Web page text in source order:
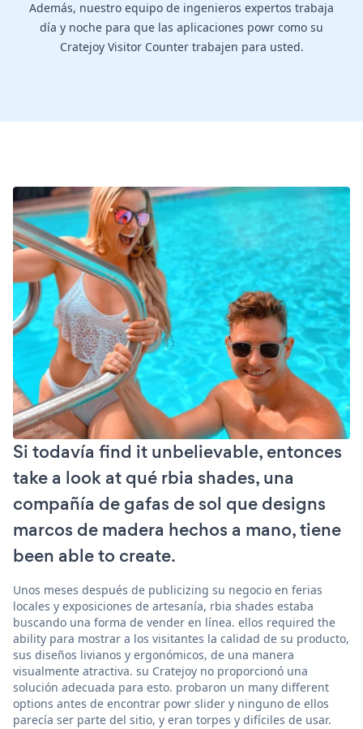
Además, nuestro equipo de ingenieros expertos trabaja
día y noche para que las aplicaciones powr como su
Cratejoy Visitor Counter trabajen para usted.
Si todavía find it unbelievable, entonces
take a look at qué rbia shades, una
compañía de gafas de sol que designs
marcos de madera hechos a mano, tiene
been able to create.
Unos meses después de publicizing su negocio en ferias
locales y exposiciones de artesanía, rbia shades estaba
buscando una forma de vender en línea. ellos required the
ability para mostrar a los visitantes la calidad de su producto,
sus diseños livianos y ergonómicos, de una manera
visualmente atractiva. su Cratejoy no proporcionó una
solución adecuada para esto. probaron un many different
options antes de encontrar powr slider y ninguno de ellos
parecía ser parte del sitio, y eran torpes y difíciles de usar.